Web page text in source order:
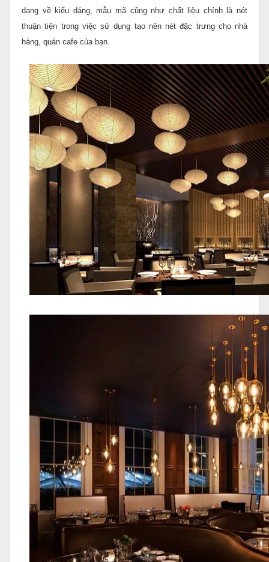
dạng về kiểu dáng, mẫu mã cũng như chất liệu chính là nét
thuận tiện trong việc sử dụng tạo nên nét đặc trưng cho nhà
hàng, quán cafe của bạn.